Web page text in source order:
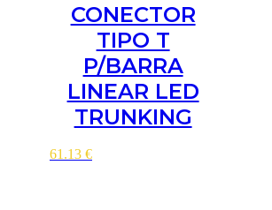
CONECTOR
TIPO T
P/BARRA
LINEAR LED
TRUNKING
61.13 €